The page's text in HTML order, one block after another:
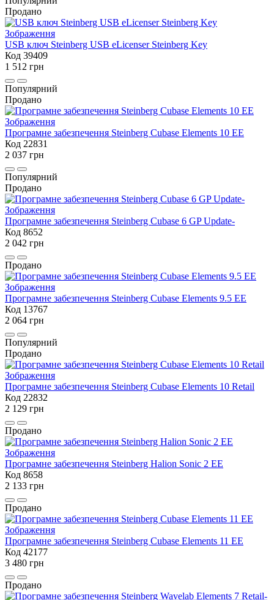
Продано
USB ключ Steinberg USB eLicenser Steinberg Key
Код 39409
1 512 грн
Популярний
Продано
Програмне забезпечення Steinberg Cubase Elements 10 EE
Код 22831
2 037 грн
Популярний
Продано
Програмне забезпечення Steinberg Cubase 6 GP Update-
Код 8652
2 042 грн
Продано
Програмне забезпечення Steinberg Cubase Elements 9.5 EE
Код 13767
2 064 грн
Популярний
Продано
Програмне забезпечення Steinberg Cubase Elements 10 Retail
Код 22832
2 129 грн
Продано
Програмне забезпечення Steinberg Halion Sonic 2 EE
Код 8658
2 133 грн
Продано
Програмне забезпечення Steinberg Cubase Elements 11 EE
Код 42177
3 480 грн
Продано